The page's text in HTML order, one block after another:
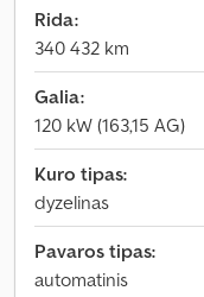
Rida:
340 432 km
Galia:
120 kW (163,15 AG)
Kuro tipas:
dyzelinas
Pavaros tipas:
automatinis